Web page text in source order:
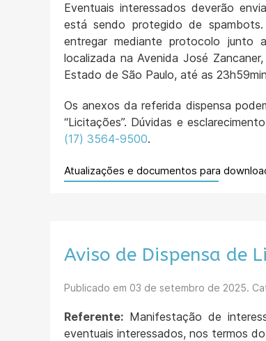
Eventuais interessados deverão
está sendo protegido de
entregar mediante protocolo junto
localizada na Avenida José
Estado de São Paulo, até as
Os anexos da referida dispensa
“Licitações”. Dúvidas e
(17) 3564-9500.
Atualizações e documentos para
Aviso de Dispensa de
Publicado em 03 de setembro de 2025.
Referente: Manifestação de
eventuais interessados, nos termos